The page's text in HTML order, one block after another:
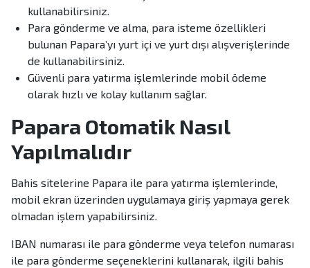
kullanabilirsiniz.
Para gönderme ve alma, para isteme özellikleri
bulunan Papara’yı yurt içi ve yurt dışı alışverişlerinde
de kullanabilirsiniz.
Güvenli para yatırma işlemlerinde mobil ödeme
olarak hızlı ve kolay kullanım sağlar.
Papara Otomatik Nasıl
Yapılmalıdır
Bahis sitelerine Papara ile para yatırma işlemlerinde,
mobil ekran üzerinden uygulamaya giriş yapmaya gerek
olmadan işlem yapabilirsiniz.
IBAN numarası ile para gönderme veya telefon numarası
ile para gönderme seçeneklerini kullanarak, ilgili bahis